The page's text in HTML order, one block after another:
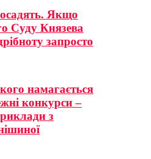
Якщо
Суду Князева
запросто
намагається
конкурси –
з